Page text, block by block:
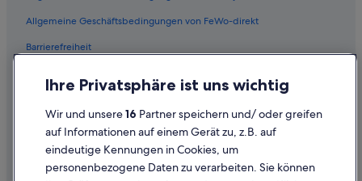
Allgemeine Geschäftsbedingungen von FeWo-direkt
Barrierefreiheit
Inhaltsrichtlinien und Melden von Inhalten
Ihre Privatsphäre ist uns wichtig
Wir und unsere16 Partner speichern und/ oder greifen
auf Informationen auf einem Gerät zu, z.B. auf
eindeutige Kennungen in Cookies, um
personenbezogene Daten zu verarbeiten. Sie können